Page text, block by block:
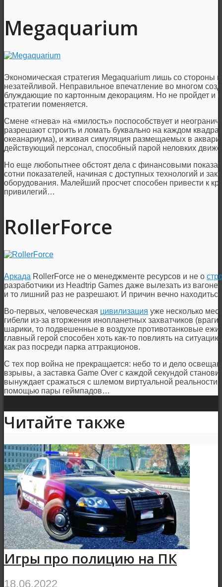
Megaquarium
Экономическая стратегия Megaquarium лишь со стороны
незатейливой. Неправильное впечатление во многом
блуждающие по картонным декорациям. Но не пройдет и
стратегии поменяется.
Смене «гнева» на «милость» поспособствует и
разрешают строить и ломать буквально на каждом
океанариума), и живая симуляция размещаемых в
действующий персонал, способный парой неловких
Но еще любопытнее обстоят дела с финансовыми
сотни показателей, начиная с доступных технологий и
оборудования. Малейший просчет способен привести к
привилегий…
RollerForce
Аркада RollerForce не о менеджменте ресурсов и не о
разработчики из Headtrip Games даже вылезать из
и то лишний раз не разрешают. И причин вечно
Во-первых, человеческая цивилизация уже несколько
гибели из-за вторжения инопланетных захватчиков
шарики, то подвешенные в воздухе противотанковые
главный герой способен хоть как-то повлиять на
как раз посреди парка аттракционов.
С тех пор война не прекращается: небо то и дело
взрывы, а заставка Game Over с каждой секундой
вынуждает сражаться с шлемом виртуальной реальности
помощью пары геймпадов…
Читайте также
Игры про полицию на ПК
18.06.2022